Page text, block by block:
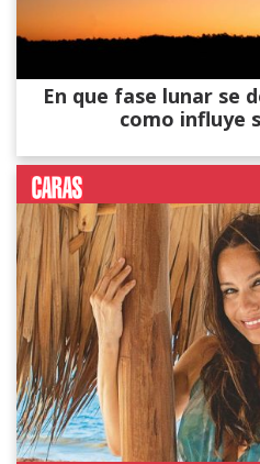
En que fase lunar se
como influye